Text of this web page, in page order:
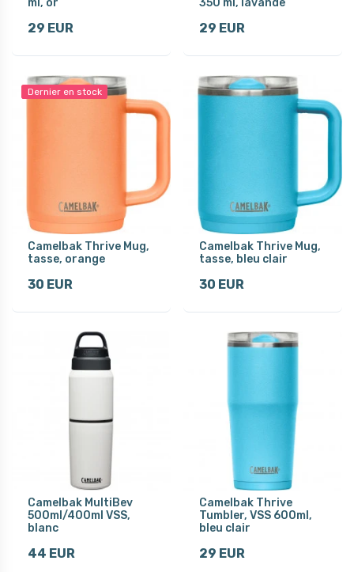
29 EUR 29 EUR
Dernier en stock
Camelbak Thrive Mug,
tasse, orange
30 EUR
Camelbak Thrive Mug,
tasse, bleu clair
30 EUR
Camelbak MultiBev
500ml/400ml VSS,
blanc
44 EUR
Camelbak Thrive
Tumbler, VSS 600ml,
bleu clair
29 EUR